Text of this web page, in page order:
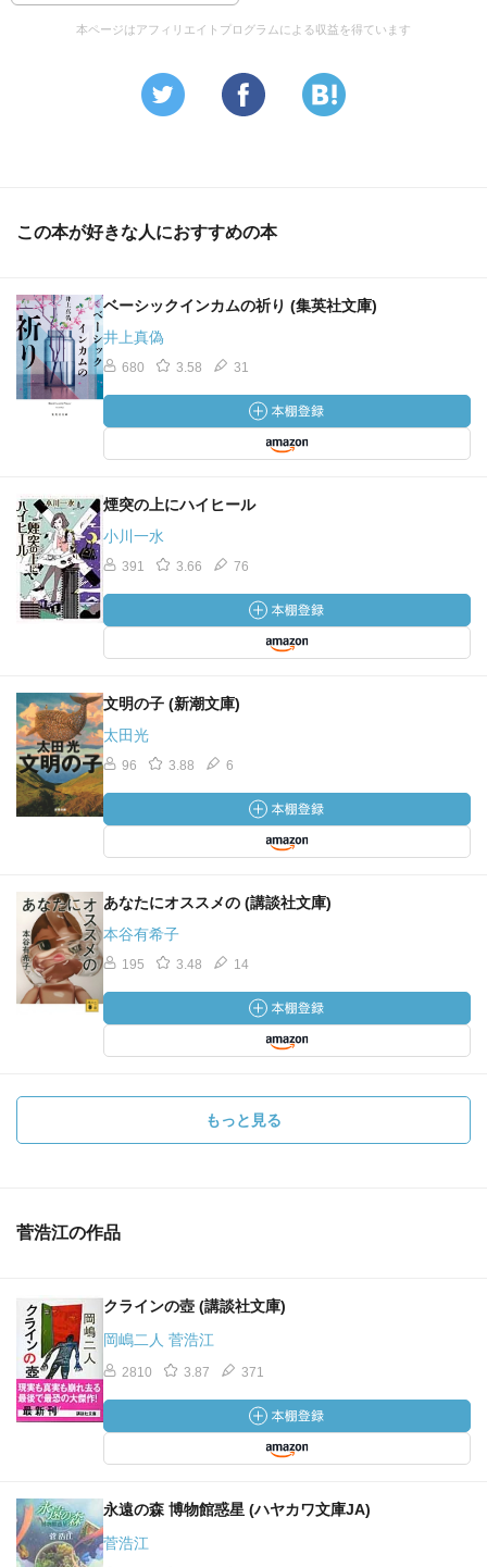
本ページはアフィリエイトプログラムによる収益を得ています
この本が好きな人におすすめの本
ベーシックインカムの祈り (集英社文庫)
井上真偽
680 3.58 31
煙突の上にハイヒール
小川一水
391 3.66 76
文明の子 (新潮文庫)
太田光
96 3.88 6
あなたにオススメの (講談社文庫)
本谷有希子
195 3.48 14
もっと見る
菅浩江の作品
クラインの壺 (講談社文庫)
岡嶋二人 菅浩江
2810 3.87 371
永遠の森 博物館惑星 (ハヤカワ文庫JA)
菅浩江